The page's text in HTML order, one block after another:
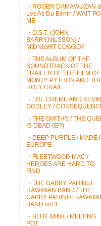
・ROGER DAMAWUZAN &
Les As Du Bénin / WAIT
ME
・O.S.T. (JOHN
BARRY,NILSSON) /
MIDNIGHT COWBOY
・THE ALBUM OF THE
SOUNDTRACK OF THE
TRAILER OF THE FILM OF
MONTY PYTHON AND
HOLY GRAIL
・LOL CREME AND KEVIN
GODLEY /
・THE SMITHS / THE
IS DEAD (EP)
・DEEP PURPLE / MADE
EUROPE
・FLEETWOOD MAC /
HEROES ARE HARD TO
FIND
・THE GABBY PAHINUI
HAWAIIAN BAND / THE
GABBY PAHINUI
BAND vol.1
・BLUE MINK / MELTING
POT